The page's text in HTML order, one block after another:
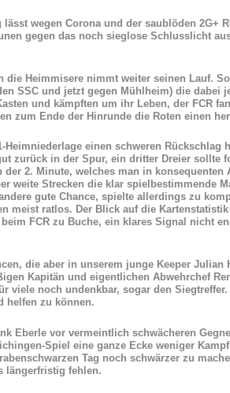
wegen Corona und der saublöden 2G+
gegen das noch sieglose Schlusslicht
die Heimmisere nimmt weiter seinen Lauf.
SSC und jetzt gegen Mühlheim) die
und kämpften um ihr Leben, der FCR
zum Ende der Hinrunde die Roten einen
einen schweren
zurück in der Spur, ein dritter Dreier sollte
2. Minute, welches man in
weite Strecken die klar spielbestimmende
gute Chance, spielte allerdings zu
meist ratlos. Der Blick auf die
FCR zu Buche, ein klares Signal nicht
die aber in unserem junge Keeper
Kapitän und eigentlichen Abwehrchef
viele noch undenkbar, sogar den
helfen zu können.
Eberle vor vermeintlich schwächeren
Spiel eine ganze Ecke weniger
Tag noch schwärzer zu
längerfristig fehlen.